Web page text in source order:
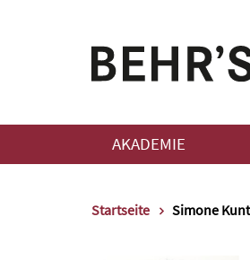
AKADEMIE
Startseite Simone